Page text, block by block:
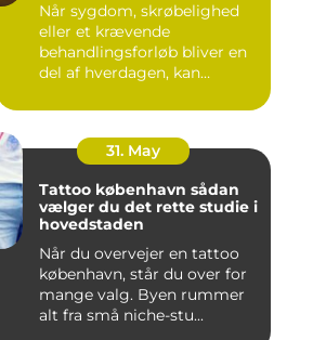
Når sygdom, skrøbelighed
eller et krævende
behandlingsforløb bliver en
del af hverdagen, kan
31. May
Tattoo københavn sådan
vælger du det rette studie i
hovedstaden
Når du overvejer en tattoo
københavn, står du over for
mange valg. Byen rummer
alt fra små niche-stu...